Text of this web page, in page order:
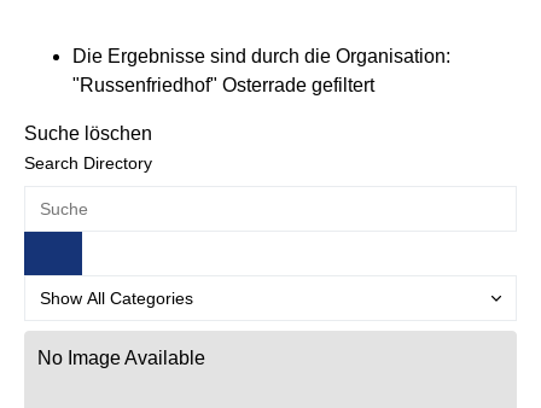
Die Ergebnisse sind durch die Organisation:
"Russenfriedhof" Osterrade gefiltert
Suche löschen
Search Directory
No Image Available